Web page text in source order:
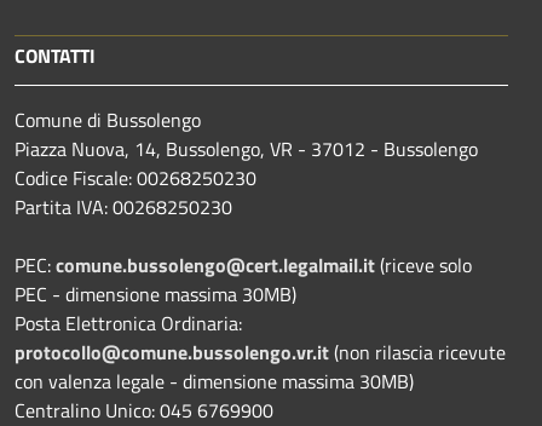
CONTATTI
Comune di Bussolengo
Piazza Nuova, 14, Bussolengo, VR - 37012 - Bussolengo
Codice Fiscale: 00268250230
Partita IVA: 00268250230
PEC:comune.bussolengo@cert.legalmail.it(riceve solo
PEC - dimensione massima 30MB)
Posta Elettronica Ordinaria:
protocollo@comune.bussolengo.vr.it(non rilascia ricevute
con valenza legale - dimensione massima 30MB)
Centralino Unico: 045 6769900